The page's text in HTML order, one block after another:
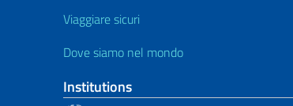
Viaggiare sicuri
Dove siamo nel mondo
Institutions